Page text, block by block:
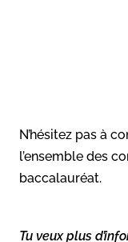
N’hésitez pas à
l’ensemble des
baccalauréat.
Tu veux plus